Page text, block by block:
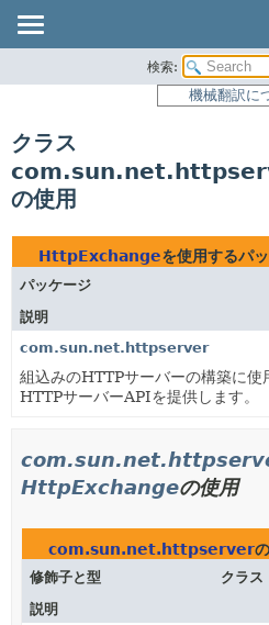
パッケージ
クラス
使用
ツリー
新規
非推奨
索引
検索:
機械翻訳に
クラス
の使用
HttpExchangeを使用するパ
パッケージ
説明
com.sun.net.httpserver
組込みのHTTPサーバーの構築に使
HTTPサーバーAPIを提供します。
HttpExchangeの使用
com.sun.net.httpserverの
修飾子と型
クラス
説明